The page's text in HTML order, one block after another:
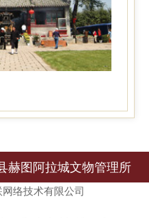
赫图阿拉城文物管理所
络技术有限公司